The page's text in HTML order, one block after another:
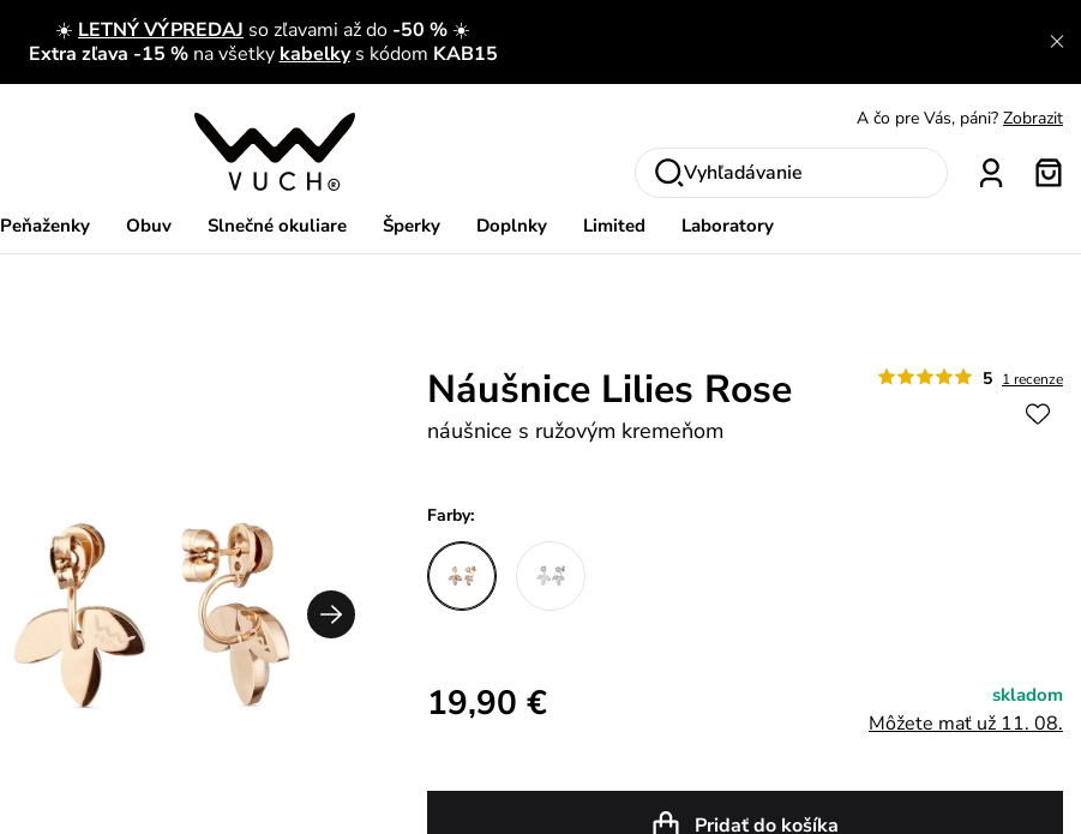
☀️ LETNÝ VÝPREDAJ so zľavami až do -50 % ☀️
Extra zľava -15 %na všetky kabelkys kódom KAB15
Peňaženky Obuv Slnečné okuliare Šperky Doplnky Limited Laboratory
A čo pre Vás, páni? Zobrazit
S čím chybu neurobíš? Pozri
Výmena a vrátenie zadarmo Zobraziť
Vyhľadávanie
5 1 recenze
Náušnice Lilies Rose
náušnice s ružovým kremeňom
Farby:
19,90 € skladom
Môžete mať už 11. 08.
Pridať do košíka